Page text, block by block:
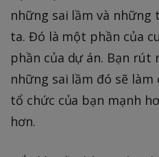
những sai lầm và những
ta. Đó là một phần của
phần của dự án. Bạn
những sai lầm đó sẽ
tổ chức của bạn mạnh
hơn.